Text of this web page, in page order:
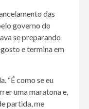
das
governo do
se preparando
e termina em
“É como se eu
uma maratona e,
partida, me